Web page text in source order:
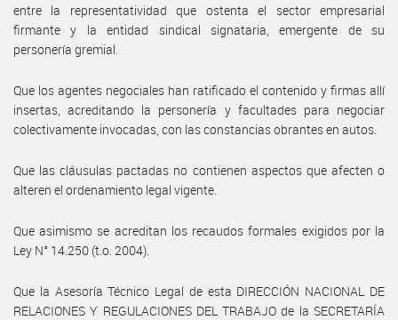
entre la representatividad que ostenta el sector empresarial
firmante y la entidad sindical signataria, emergente de su
personería gremial.
Que los agentes negociales han ratificado el contenido y firmas allí
insertas, acreditando la personería y facultades para negociar
colectivamente invocadas, con las constancias obrantes en autos.
Que las cláusulas pactadas no contienen aspectos que afecten o
alteren el ordenamiento legal vigente.
Que asimismo se acreditan los recaudos formales exigidos por la
Ley N° 14.250 (t.o. 2004).
Que la Asesoría Técnico Legal de esta DIRECCIÓN NACIONAL DE
RELACIONES Y REGULACIONES DEL TRABAJO de la SECRETARÍA